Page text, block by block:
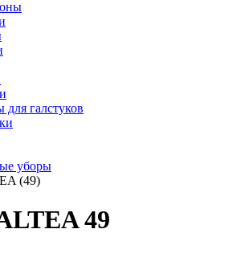
галстуков
уборы
(49)
49